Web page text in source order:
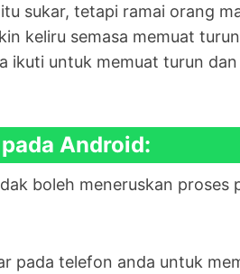
sukar, tetapi ramai orang
keliru semasa memuat
untuk memuat turun
Android:
boleh meneruskan proses
pada telefon anda untuk